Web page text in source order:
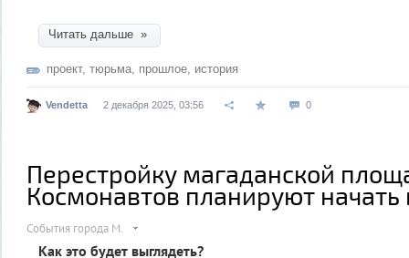
Читать дальше »
проект, тюрьма, прошлое, история
Vendetta 2 декабря 2025, 03:56 0
Перестройку магаданской
Космонавтов планируют начать
События города М.
Как это будет выглядеть?